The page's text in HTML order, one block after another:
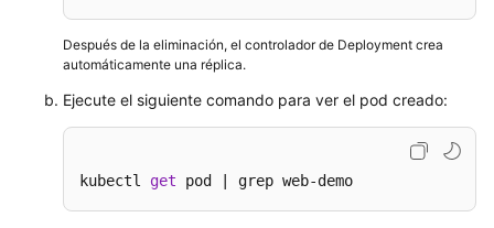
Después de la eliminación, el controlador de Deployment crea
automáticamente una réplica.
Ejecute el siguiente comando para ver el pod creado:
kubectl get pod | grep web-demo